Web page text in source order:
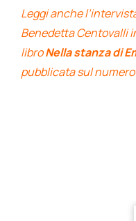
Leggi anche
Benedetta Centovalli
libroNella stanza di
pubblicata sul